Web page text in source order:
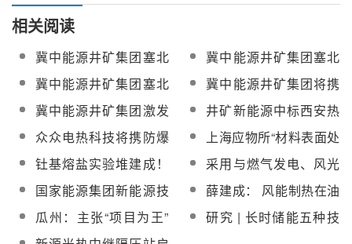
相关阅读
冀中能源井矿集团塞北
农光互补光热项目顺利
开工
冀中能源井矿集团塞北
“农光互补”光热供汽项目
造价咨询服务招标
冀中能源井矿集团塞北
“农光互补”光热供汽项目
获批
冀中能源井矿集团将携
二元、三元、低熔点等
系列熔盐产品亮相常州
第七届光热大会
冀中能源井矿集团激发
内生活力推进企业高质
量发展
井矿新能源中标西安热
工院基于储热技术的调
频/调峰/供热项目无机盐
众众电热科技将携防爆
熔盐/导热油电加热器等
亮相2023首届中国长时
储能大会
上海应物所“材料表面处
理用熔盐系统和工艺”项
目CIIF创新引领奖
钍基熔盐实验堆建成！
上海建工与中科院上海
应物所深入合作
采用与燃气发电、风光
电协同耦合降低电力消
耗！山西建龙实施熔盐
储热煤气调峰项目
国家能源集团新能源技
术研究院一行到井矿集
团参观考察
薛建成： 风能制热在油
田用热及熔盐储热的优
点
瓜州：主张“项目为王”
，为高质量发展夯实基
研究 | 长时储能五种技